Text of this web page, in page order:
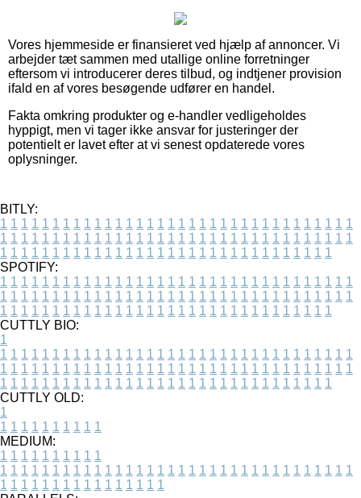
Vores hjemmeside er finansieret ved hjælp af annoncer. Vi
arbejder tæt sammen med utallige online forretninger
eftersom vi introducerer deres tilbud, og indtjener provision
ifald en af vores besøgende udfører en handel.
Fakta omkring produkter og e-handler vedligeholdes
hyppigt, men vi tager ikke ansvar for justeringer der
potentielt er lavet efter at vi senest opdaterede vores
oplysninger.
BITLY:
1 1 1 1 1 1 1 1 1 1 1 1 1 1 1 1 1 1 1 1 1 1 1 1 1 1 1 1 1 1 1 1 1 1
1 1 1 1 1 1 1 1 1 1 1 1 1 1 1 1 1 1 1 1 1 1 1 1 1 1 1 1 1 1 1 1 1 1
1 1 1 1 1 1 1 1 1 1 1 1 1 1 1 1 1 1 1 1 1 1 1 1 1 1 1 1 1 1 1 1
SPOTIFY:
1 1 1 1 1 1 1 1 1 1 1 1 1 1 1 1 1 1 1 1 1 1 1 1 1 1 1 1 1 1 1 1 1 1
1 1 1 1 1 1 1 1 1 1 1 1 1 1 1 1 1 1 1 1 1 1 1 1 1 1 1 1 1 1 1 1 1 1
1 1 1 1 1 1 1 1 1 1 1 1 1 1 1 1 1 1 1 1 1 1 1 1 1 1 1 1 1 1 1 1
CUTTLY BIO:
1
1 1 1 1 1 1 1 1 1 1 1 1 1 1 1 1 1 1 1 1 1 1 1 1 1 1 1 1 1 1 1 1 1 1
1 1 1 1 1 1 1 1 1 1 1 1 1 1 1 1 1 1 1 1 1 1 1 1 1 1 1 1 1 1 1 1 1 1
1 1 1 1 1 1 1 1 1 1 1 1 1 1 1 1 1 1 1 1 1 1 1 1 1 1 1 1 1 1 1 1
CUTTLY OLD:
1
1 1 1 1 1 1 1 1 1 1
MEDIUM:
1 1 1 1 1 1 1 1 1 1
1 1 1 1 1 1 1 1 1 1 1 1 1 1 1 1 1 1 1 1 1 1 1 1 1 1 1 1 1 1 1 1 1 1
1 1 1 1 1 1 1 1 1 1 1 1 1 1 1 1